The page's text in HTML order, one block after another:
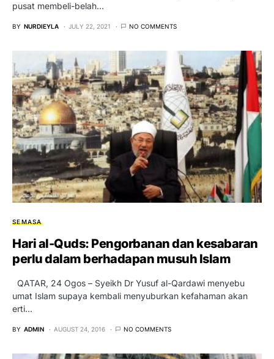
pusat membeli-belah…
BY NURDIEYLA JULY 22, 2021 NO COMMENTS
SEMASA
Hari al-Quds: Pengorbanan dan kesabaran
perlu dalam berhadapan musuh Islam
QATAR, 24 Ogos – Syeikh Dr Yusuf al-Qardawi menyebu
umat Islam supaya kembali menyuburkan kefahaman akan
erti…
BY ADMIN AUGUST 24, 2016 NO COMMENTS